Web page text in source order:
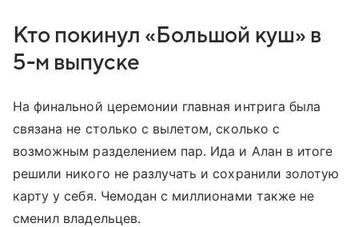
Кто покинул «Большой куш» в
5-м выпуске
На финальной церемонии главная интрига была
связана не столько с вылетом, сколько с
возможным разделением пар. Ида и Алан в итоге
решили никого не разлучать и сохранили золотую
карту у себя. Чемодан с миллионами также не
сменил владельцев.